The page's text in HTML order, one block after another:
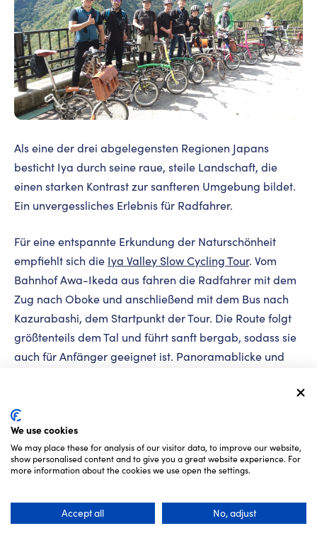
Als eine der drei abgelegensten Regionen Japans
besticht Iya durch seine raue, steile Landschaft, die
einen starken Kontrast zur sanfteren Umgebung bildet.
Ein unvergessliches Erlebnis für Radfahrer.
Für eine entspannte Erkundung der Naturschönheit
empfiehlt sich die Iya Valley Slow Cycling Tour. Vom
Bahnhof Awa-Ikeda aus fahren die Radfahrer mit dem
Zug nach Oboke und anschließend mit dem Bus nach
Kazurabashi, dem Startpunkt der Tour. Die Route folgt
größtenteils dem Tal und führt sanft bergab, sodass sie
auch für Anfänger geeignet ist. Panoramablicke und
Besonders beeindruckend ist die Landschaft im Herbst,
wenn das Tal in einem Meer aus Rot-, Orange- und
Gelbtönen erstrahlt.
We use cookies
We may place these for analysis of our visitor data, to improve our website,
show personalised content and to give you a great website experience. For
more information about the cookies we use open the settings.
Accept all No, adjust